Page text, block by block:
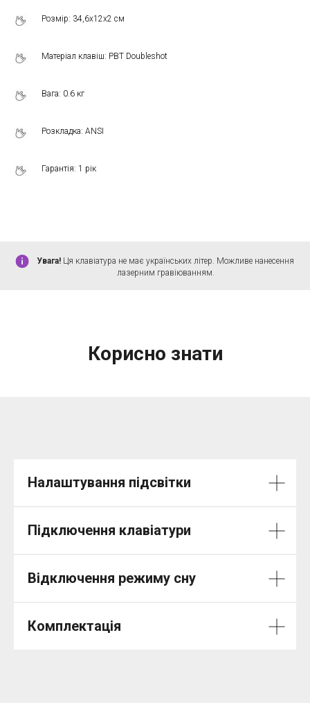
Розмір: 34,6х12х2 см
Матеріал клавіш: PBT Doubleshot
Вага: 0.6 кг
Розкладка: ANSI
Гарантія: 1 рік
Увага! Ця клавіатура не має українських літер. Можливе нанесення
лазерним гравіюванням.
Корисно знати
Налаштування підсвітки
Підключення клавіатури
Відключення режиму сну
Комплектація